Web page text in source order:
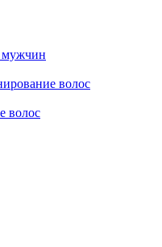
мужчин
волос
волос